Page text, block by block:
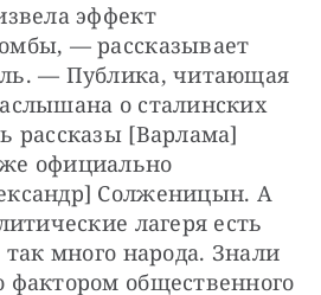
эффект
— рассказывает
— Публика, читающая
о сталинских
рассказы [Варлама]
официально
Солженицын. А
лагеря есть
так много народа. Знали
фактором общественного